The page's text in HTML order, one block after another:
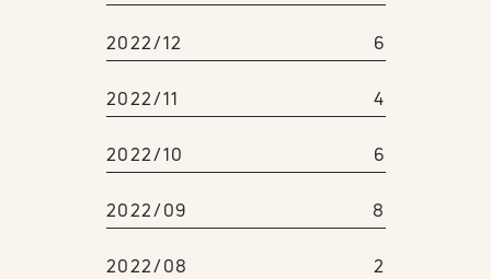
2022/12 6
2022/11 4
2022/10 6
2022/09 8
2022/08 2